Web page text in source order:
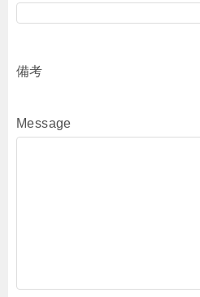
備考
Message